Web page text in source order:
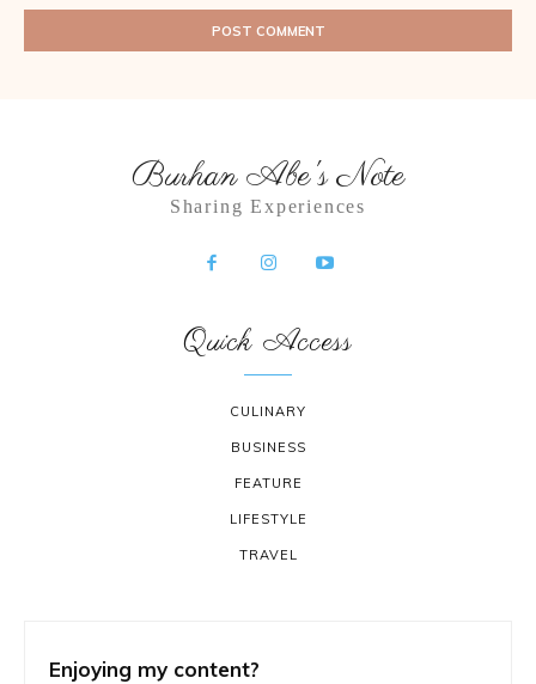
Burhan Abe's Note
Sharing Experiences
Quick Access
CULINARY
BUSINESS
FEATURE
LIFESTYLE
TRAVEL
Enjoying my content?